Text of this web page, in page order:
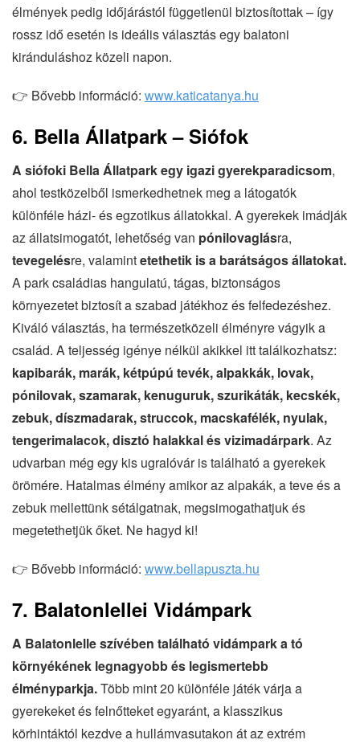
élmények pedig időjárástól függetlenül biztosítottak – így
rossz idő esetén is ideális választás egy balatoni
kiránduláshoz közeli napon.
👉 Bővebb információ: www.katicatanya.hu
6. Bella Állatpark – Siófok
A siófoki Bella Állatpark egy igazi gyerekparadicsom,
ahol testközelből ismerkedhetnek meg a látogatók
különféle házi- és egzotikus állatokkal. A gyerekek imádják
az állatsimogatót, lehetőség van pónilovaglásra,
tevegelésre, valamintetethetik is a barátságos állatokat.
A park családias hangulatú, tágas, biztonságos
környezetet biztosít a szabad játékhoz és felfedezéshez.
Kiváló választás, ha természetközeli élményre vágyik a
család. A teljesség igénye nélkül akikkel itt találkozhatsz:
kapibarák, marák, kétpúpú tevék, alpakkák, lovak,
pónilovak, szamarak, kenuguruk, szurikáták, kecskék,
zebuk, díszmadarak, struccok, macskafélék, nyulak,
tengerimalacok, disztó halakkal és vizimadárpark. Az
udvarban még egy kis ugralóvár is található a gyerekek
örömére. Hatalmas élmény amikor az alpakák, a teve és a
zebuk mellettünk sétálgatnak, megsimogathatjuk és
megetethetjük őket. Ne hagyd ki!
👉 Bővebb információ: www.bellapuszta.hu
7. Balatonlellei Vidámpark
A Balatonlelle szívében található vidámpark a tó
környékének legnagyobb és legismertebb
élményparkja.Több mint 20 különféle játék várja a
gyerekeket és felnőtteket egyaránt, a klasszikus
körhintáktól kezdve a hullámvasutakon át az extrém